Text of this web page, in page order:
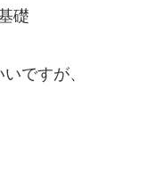
礎
ですが、